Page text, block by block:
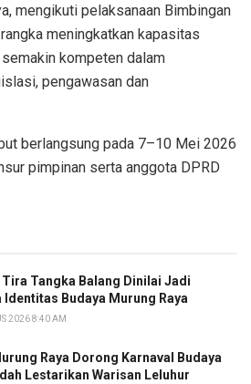
mengikuti pelaksanaan Bimbingan
meningkatkan kapasitas
kompeten dalam
pengawasan dan
berlangsung pada 7–10 Mei 2026
pimpinan serta anggota DPRD
Tira Tangka Balang Dinilai Jadi
Identitas Budaya Murung Raya
2026 8:40 AM
Raya Dorong Karnaval Budaya
Lestarikan Warisan Leluhur